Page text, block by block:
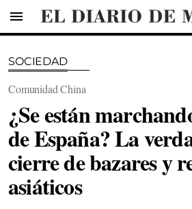
menu
SOCIEDAD
Comunidad China
¿Se están
de España? La
cierre de bazares y
asiáticos